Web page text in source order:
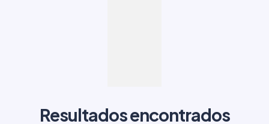
Resultados encontrados